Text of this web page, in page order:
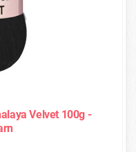
Velvet 100g -